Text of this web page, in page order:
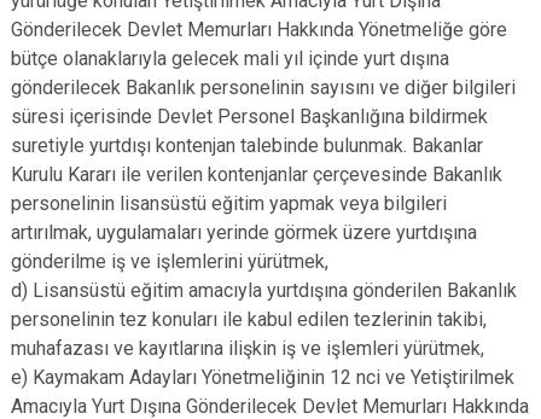
Gönderilecek Devlet Memurları Hakkında Yönetmeliğe göre
bütçe olanaklarıyla gelecek mali yıl içinde yurt dışına
gönderilecek Bakanlık personelinin sayısını ve diğer bilgileri
süresi içerisinde Devlet Personel Başkanlığına bildirmek
suretiyle yurtdışı kontenjan talebinde bulunmak. Bakanlar
Kurulu Kararı ile verilen kontenjanlar çerçevesinde Bakanlık
personelinin lisansüstü eğitim yapmak veya bilgileri
artırılmak, uygulamaları yerinde görmek üzere yurtdışına
gönderilme iş ve işlemlerini yürütmek,
d) Lisansüstü eğitim amacıyla yurtdışına gönderilen Bakanlık
personelinin tez konuları ile kabul edilen tezlerinin takibi,
muhafazası ve kayıtlarına ilişkin iş ve işlemleri yürütmek,
e) Kaymakam Adayları Yönetmeliğinin 12 nci ve Yetiştirilmek
Amacıyla Yurt Dışına Gönderilecek Devlet Memurları Hakkında